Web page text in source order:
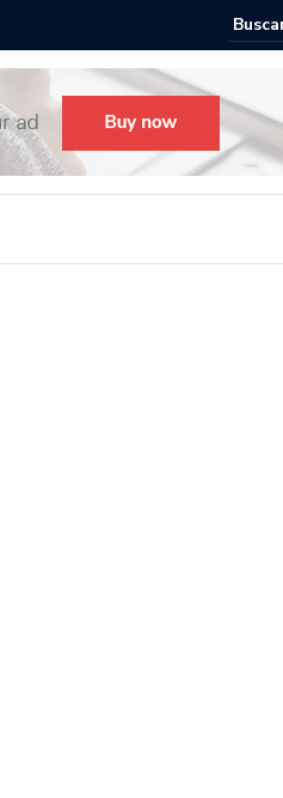
listo para el Festival Desfile Día